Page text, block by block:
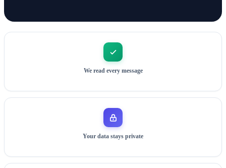
We read every message
Your data stays private